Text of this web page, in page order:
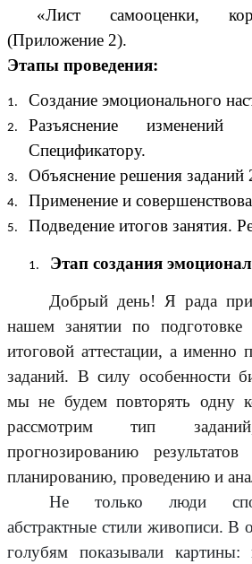
«Лист самооценки,
(Приложение 2).
Этапы проведения:
Создание эмоционального
Разъяснение
Спецификатору.
Объяснение решения заданий
Применение и
Подведение итогов занятия.
Этап создания
Добрый день! Я рада
нашем занятии по подготовке
итоговой аттестации, а
заданий. В силу особенности
мы не будем повторять одну
рассмотрим тип
прогнозированию результатов
планированию, проведению и
Не только люди
абстрактные стили живописи. В
голубям показывали